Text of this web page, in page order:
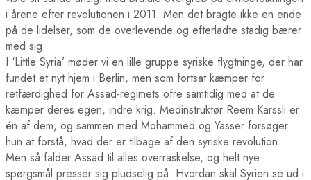
i årene efter revolutionen i 2011. Men det bragte ikke en ende
på de lidelser, som de overlevende og efterladte stadig bærer
med sig.
I ‘Little Syria’ møder vi en lille gruppe syriske flygtninge, der har
fundet et nyt hjem i Berlin, men som fortsat kæmper for
retfærdighed for Assad-regimets ofre samtidig med at de
kæmper deres egen, indre krig. Medinstruktør Reem Karssli er
én af dem, og sammen med Mohammed og Yasser forsøger
hun at forstå, hvad der er tilbage af den syriske revolution.
Men så falder Assad til alles overraskelse, og helt nye
spørgsmål presser sig pludselig på. Hvordan skal Syrien se ud i